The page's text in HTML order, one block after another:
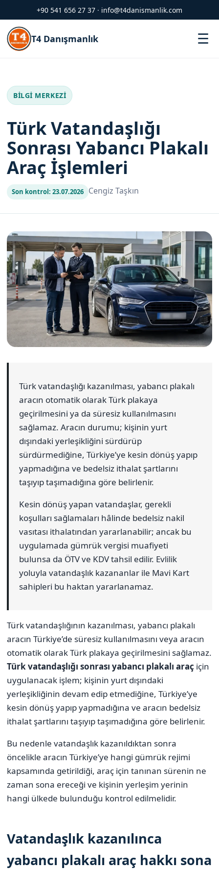
+90 541 656 27 37 · info@t4danismanlik.com
T4 Danışmanlık ☰
BILGI MERKEZI
Türk Vatandaşlığı
Sonrası Yabancı Plakalı
Araç İşlemleri
Son kontrol: 23.07.2026 Cengiz Taşkın
Türk vatandaşlığı kazanılması, yabancı plakalı
aracın otomatik olarak Türk plakaya
geçirilmesini ya da süresiz kullanılmasını
sağlamaz. Aracın durumu; kişinin yurt
dışındaki yerleşikliğini sürdürüp
sürdürmediğine, Türkiye’ye kesin dönüş yapıp
yapmadığına ve bedelsiz ithalat şartlarını
taşıyıp taşımadığına göre belirlenir.
Kesin dönüş yapan vatandaşlar, gerekli
koşulları sağlamaları hâlinde bedelsiz nakil
vasıtası ithalatından yararlanabilir; ancak bu
uygulamada gümrük vergisi muafiyeti
bulunsa da ÖTV ve KDV tahsil edilir. Evlilik
yoluyla vatandaşlık kazananlar ile Mavi Kart
sahipleri bu haktan yararlanamaz.
Türk vatandaşlığının kazanılması, yabancı plakalı
aracın Türkiye’de süresiz kullanılmasını veya aracın
otomatik olarak Türk plakaya geçirilmesini sağlamaz.
Türk vatandaşlığı sonrası yabancı plakalı araç için
uygulanacak işlem; kişinin yurt dışındaki
yerleşikliğinin devam edip etmediğine, Türkiye’ye
kesin dönüş yapıp yapmadığına ve aracın bedelsiz
ithalat şartlarını taşıyıp taşımadığına göre belirlenir.
Bu nedenle vatandaşlık kazanıldıktan sonra
öncelikle aracın Türkiye’ye hangi gümrük rejimi
kapsamında getirildiği, araç için tanınan sürenin ne
zaman sona ereceği ve kişinin yerleşim yerinin
hangi ülkede bulunduğu kontrol edilmelidir.
Vatandaşlık kazanılınca
yabancı plakalı araç hakkı sona